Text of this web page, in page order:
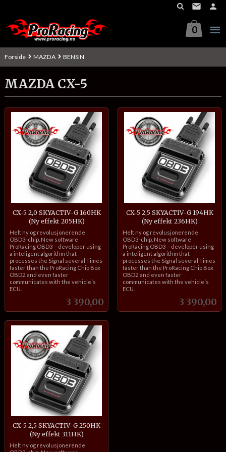
innholdet
0
Forside MAZDA BENSIN
MAZDA CX-5
CX-5 2,0 SKYACTIV-G 160HK
(Ny effekt 205HK)
Pris
3 390,00
inkl.
mva.
Helt ny og revolusjonerende
OBD3-chip. New software
ProRacing OBD3 – developer using
a inteligent algorithm that
processes the Signal several Times
faster than the ProRacing Chip Box
OBD2 and even faster
communicates with the vehicle´s
ECU.
CX-5 2,5 SKYACTIV-G 194HK
(Ny effekt 236HK)
Pris
3 390,00
inkl.
mva.
Helt ny og revolusjonerende
OBD3-chip. New software
ProRacing OBD3 – developer using
a inteligent algorithm that
processes the Signal several Times
faster than the ProRacing Chip Box
OBD2 and even faster
communicates with the vehicle´s
ECU.
CX-5 2,5 SKYACTIV-G 250HK
(Ny effekt 311HK)
inkl.
Helt ny og revolusjonerende